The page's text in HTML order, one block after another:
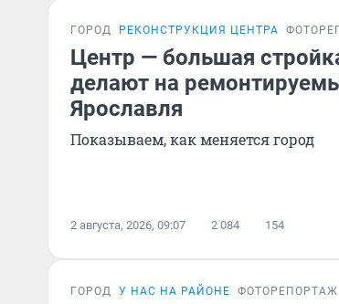
ГОРОД РЕКОНСТРУКЦИЯ ЦЕНТРА
Центр — большая
делают на
Ярославля
Показываем, как меняется город
2 августа, 2026, 09:07 2 084 154
ГОРОД У НАС НА РАЙОНЕ ФОТОРЕПОРТАЖ